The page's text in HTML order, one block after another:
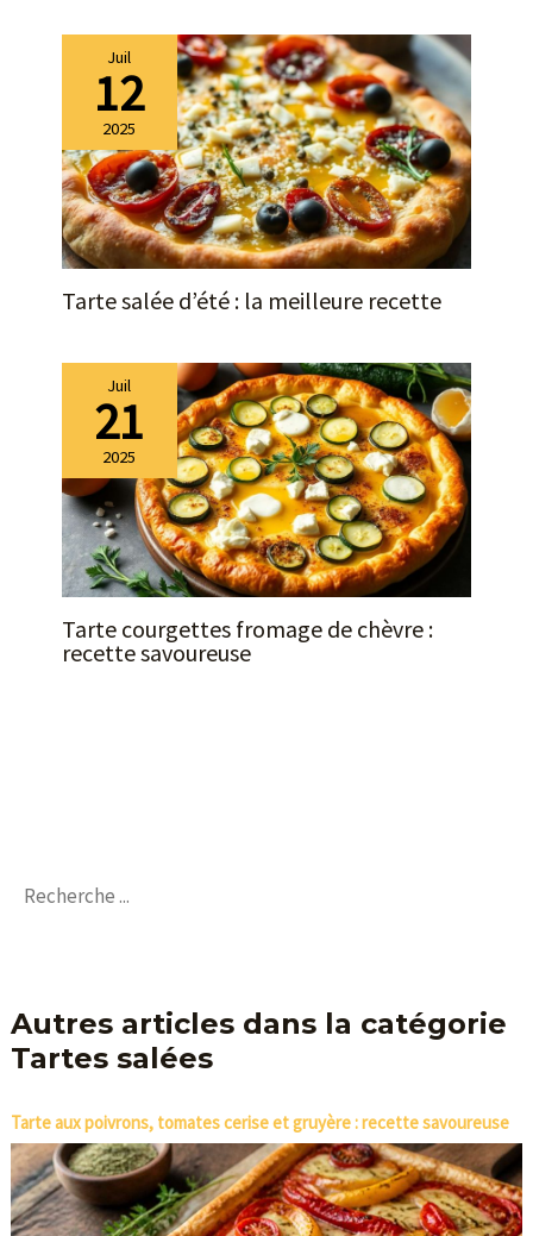
Juil
12
2025
Tarte salée d’été : la meilleure recette
Juil
21
2025
Tarte courgettes fromage de chèvre :
recette savoureuse
Autres articles dans la catégorie
Tartes salées
Tarte aux poivrons, tomates cerise et gruyère : recette savoureuse